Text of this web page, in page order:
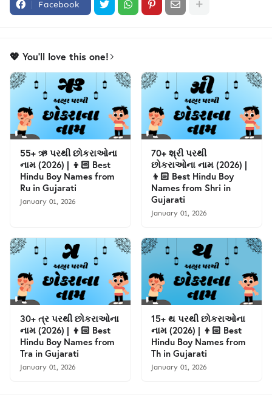
Facebook
💖 You'll love this one!
55+ ઋ પરથી છોકરાઓના
નામ (2026) | 👦🏻 Best
Hindu Boy Names from
Ru in Gujarati
January 01, 2026
70+ શ્રી પરથી
છોકરાઓના નામ (2026) |
👦🏻 Best Hindu Boy
Names from Shri in
Gujarati
January 01, 2026
30+ ત્ર પરથી છોકરાઓના
નામ (2026) | 👦🏻 Best
Hindu Boy Names from
Tra in Gujarati
January 01, 2026
15+ થ પરથી છોકરાઓના
નામ (2026) | 👦🏻 Best
Hindu Boy Names from
Th in Gujarati
January 01, 2026